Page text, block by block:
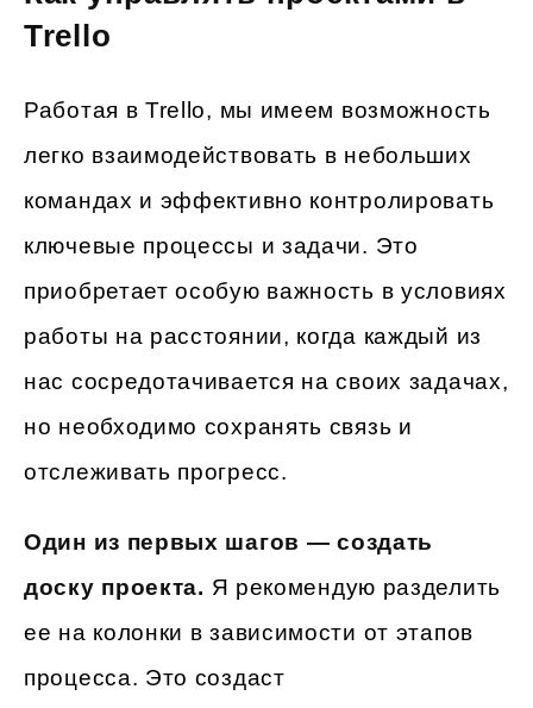
Trello
Работая в Trello, мы имеем возможность
легко взаимодействовать в небольших
командах и эффективно контролировать
ключевые процессы и задачи. Это
приобретает особую важность в условиях
работы на расстоянии, когда каждый из
нас сосредотачивается на своих задачах,
но необходимо сохранять связь и
отслеживать прогресс.
Один из первых шагов — создать
доску проекта. Я рекомендую разделить
ее на колонки в зависимости от этапов
процесса. Это создаст